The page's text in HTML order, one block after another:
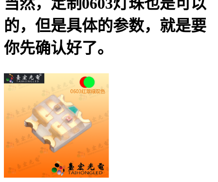
当然，定制0603灯珠也是可以
的，但是具体的参数，就是要
你先确认好了。